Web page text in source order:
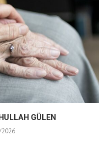
GÜLEN